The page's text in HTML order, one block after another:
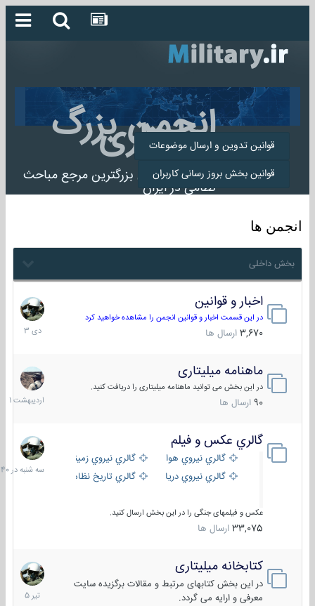
انجمن بزرگ
میلیتاری
انجمن میلیتاری بزرگترین مرجع مباحث
نظامی در ایران
قوانین تدوین و ارسال موضوعات
قوانین بخش بروز رسانی کاربران
انجمن ها
بخش داخلی
اخبار و قوانین
در این قسمت اخبار و قوانین انجمن را مشاهده خواهید کرد
3,670 ارسال ها
22
دی
1403
ماهنامه میلیتاری
در این بخش می توانید ماهنامه میلیتاری را دریافت کنید.
90 ارسال ها
30
1401
گالري عكس و فيلم
گالري نيروي هوايي
گالري نيروي زميني
گالري نيروي دريايي
گالري تاریخ نظامی
عکس و فیلمهای جنگی را در این بخش ارسال کنید.
33,075 ارسال ها
سه
شنبه
در
کتابخانه میلیتاری
در این بخش کتابهای مرتبط و مقالات برگزیده سایت
معرفی و ارایه می گردد.
16
تیر
1405